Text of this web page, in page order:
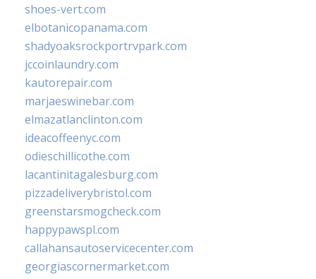
shoes-vert.com
elbotanicopanama.com
shadyoaksrockportrvpark.com
jccoinlaundry.com
kautorepair.com
marjaeswinebar.com
elmazatlanclinton.com
ideacoffeenyc.com
odieschillicothe.com
lacantinitagalesburg.com
pizzadeliverybristol.com
greenstarsmogcheck.com
happypawspl.com
callahansautoservicecenter.com
georgiascornermarket.com